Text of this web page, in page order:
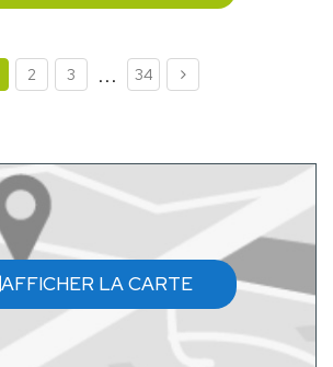
2 3 ... 34
AFFICHER LA CARTE